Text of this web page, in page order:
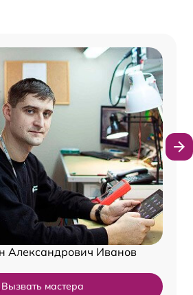
Александрович Иванов
Вызвать мастера